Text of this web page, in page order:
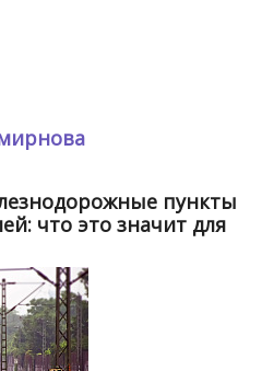
пункты
что это значит для